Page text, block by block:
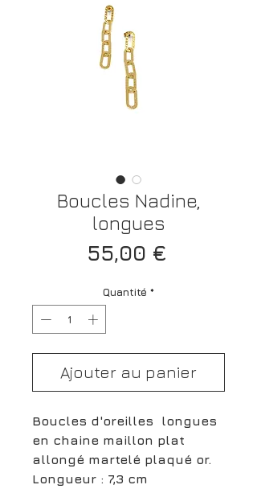
Boucles Nadine,
longues
55,00 €
Quantité *
Ajouter au panier
Boucles d'oreilles longues
en chaine maillon plat
allongé martelé plaqué or.
Longueur : 7,3 cm